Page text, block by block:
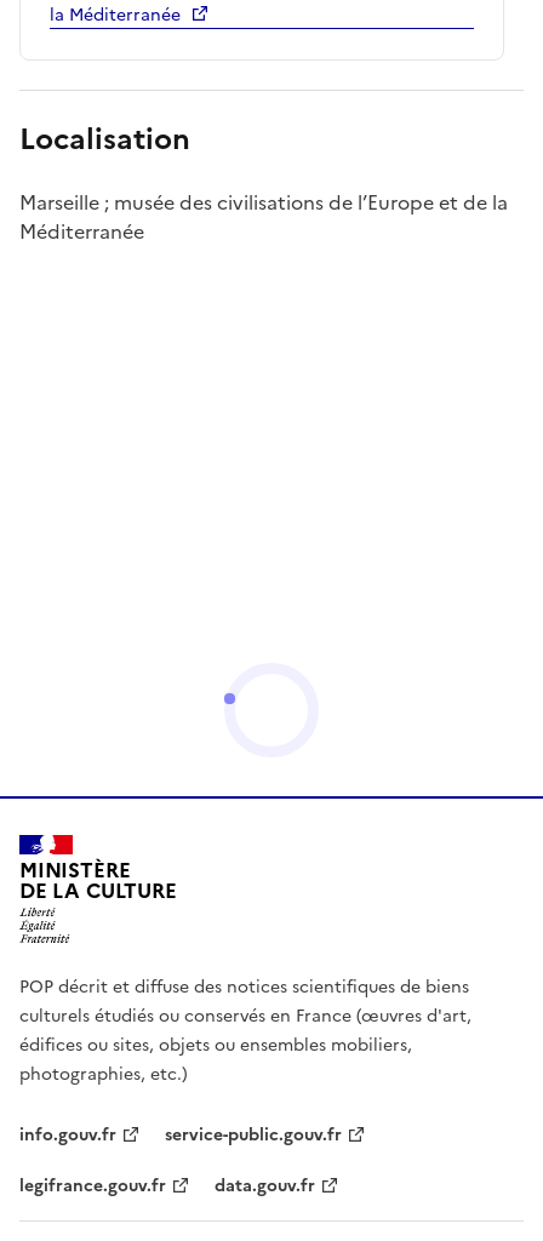
la Méditerranée
Localisation
Marseille ; musée des civilisations de l’Europe et de la
Méditerranée
MINISTÈRE
DE LA CULTURE
POP décrit et diffuse des notices scientifiques de biens
culturels étudiés ou conservés en France (œuvres d'art,
édifices ou sites, objets ou ensembles mobiliers,
photographies, etc.)
info.gouv.fr
service-public.gouv.fr
legifrance.gouv.fr
data.gouv.fr